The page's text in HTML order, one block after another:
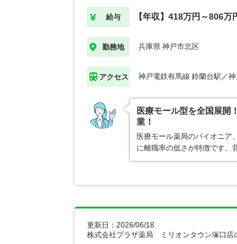
給与 【年収】418万円～806万
勤務地 兵庫県 神戸市北区
アクセス 神戸電鉄有馬線 鈴蘭台駅／
医療モール型を全国展開
業！
医療モール薬局のパイオニア
に離職率の低さが特徴です。
更新日：2026/06/18
株式会社プラザ薬局 ミリオンタウン塚口店